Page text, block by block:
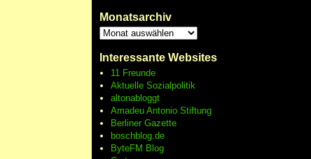
Monatsarchiv
Interessante Websites
11 Freunde
Aktuelle Sozialpolitik
altonabloggt
Amadeu Antonio Stiftung
Berliner Gazette
boschblog.de
ByteFM Blog